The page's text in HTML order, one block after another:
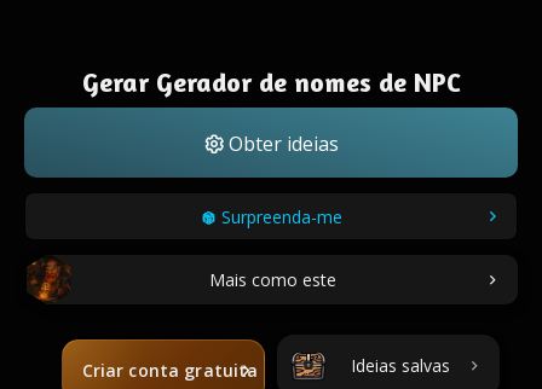
Gerar Gerador de nomes de NPC
Obter ideias
Surpreenda-me
Mais como este
Criar conta gratuita Ideias salvas